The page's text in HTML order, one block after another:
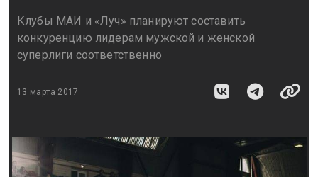
Клубы МАИ и «Луч» планируют составить
конкуренцию лидерам мужской и женской
суперлиги соответственно
13 марта 2017